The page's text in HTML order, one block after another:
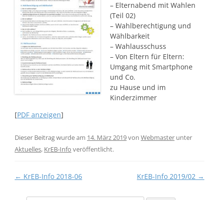
– Elternabend mit Wahlen
(Teil 02)
– Wahlberechtigung und
Wählbarkeit
– Wahlausschuss
– Von Eltern für Eltern:
Umgang mit Smartphone
und Co.
zu Hause und im
Kinderzimmer
[PDF anzeigen]
Dieser Beitrag wurde am 14. März 2019von Webmaster unter
Aktuelles, KrEB-Info veröffentlicht.
Beitragsnavigation
← KrEB-Info 2018-06 KrEB-Info 2019/02 →